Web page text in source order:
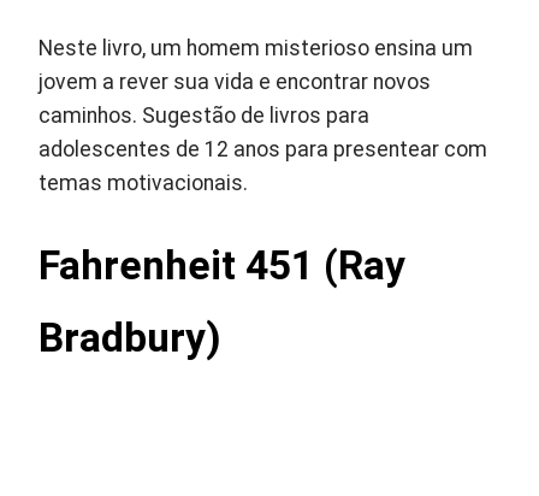
Neste livro, um homem misterioso ensina um
jovem a rever sua vida e encontrar novos
caminhos. Sugestão de livros para
adolescentes de 12 anos para presentear com
temas motivacionais.
Fahrenheit 451 (Ray
Bradbury)